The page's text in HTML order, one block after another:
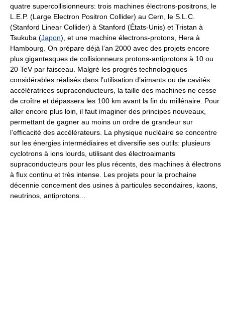
quatre supercollisionneurs: trois machines électrons-positrons, le
L.E.P. (Large Electron Positron Collider) au Cern, le S.L.C.
(Stanford Linear Collider) à Stanford (États-Unis) et Tristan à
Tsukuba (Japon), et une machine électrons-protons, Hera à
Hambourg. On prépare déjà l’an 2000 avec des projets encore
plus gigantesques de collisionneurs protons-antiprotons à 10 ou
20 TeV par faisceau. Malgré les progrès technologiques
considérables réalisés dans l’utilisation d’aimants ou de cavités
accélératrices supraconducteurs, la taille des machines ne cesse
de croître et dépassera les 100 km avant la fin du millénaire. Pour
aller encore plus loin, il faut imaginer des principes nouveaux,
permettant de gagner au moins un ordre de grandeur sur
l’efficacité des accélérateurs. La physique nucléaire se concentre
sur les énergies intermédiaires et diversifie ses outils: plusieurs
cyclotrons à ions lourds, utilisant des électroaimants
supraconducteurs pour les plus récents, des machines à électrons
à flux continu et très intense. Les projets pour la prochaine
décennie concernent des usines à particules secondaires, kaons,
neutrinos, antiprotons...